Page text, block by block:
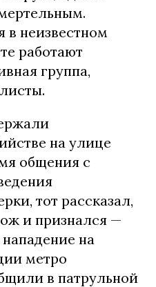
неизвестном
работают
группа,
на улице
общения с
тот рассказал,
и признался —
на
метро
в патрульной